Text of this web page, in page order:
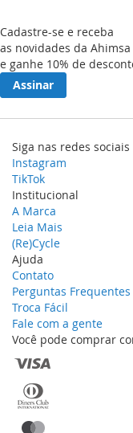
Cadastre-se e receba
as novidades da Ahimsa
e ganhe 10% de
Assinar
Siga nas redes sociais
Instagram
TikTok
Institucional
A Marca
Leia Mais
(Re)Cycle
Ajuda
Contato
Perguntas Frequentes
Troca Fácil
Fale com a gente
Você pode comprar